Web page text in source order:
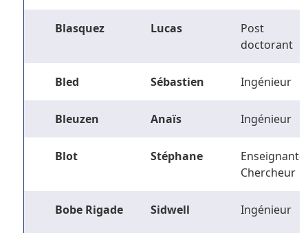
Blasquez Lucas
Post
doctorant
Bled Sébastien Ingénieur
Bleuzen Anaïs Ingénieur
Blot Stéphane
Enseignant-
Chercheur
Bobe Rigade Sidwell Ingénieur